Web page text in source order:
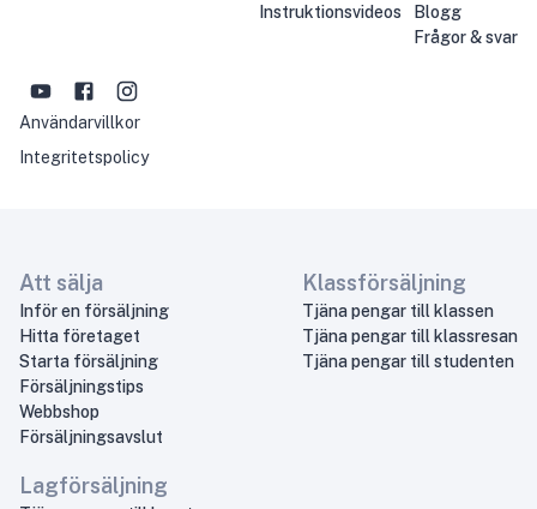
Instruktionsvideos
Blogg
Frågor & svar
Användarvillkor
Integritetspolicy
Att sälja
Inför en försäljning
Hitta företaget
Starta försäljning
Försäljningstips
Webbshop
Försäljningsavslut
Klassförsäljning
Tjäna pengar till klassen
Tjäna pengar till klassresan
Tjäna pengar till studenten
Lagförsäljning